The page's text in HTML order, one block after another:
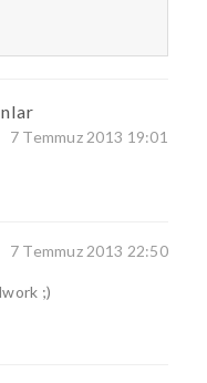
7 Temmuz 2013 19:01
7 Temmuz 2013 22:50
;)